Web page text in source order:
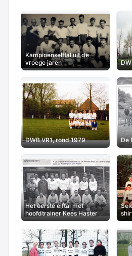
Kampioenselftal uit de
vroege jaren
DWB VR1, rond 1979 De
Het eerste elftal met
hoofdtrainer Kees Haster